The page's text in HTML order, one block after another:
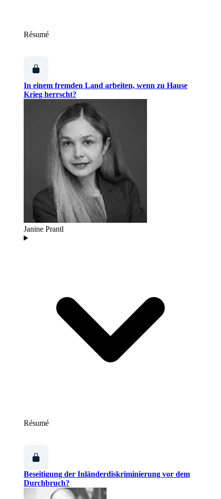
Résumé
In einem fremden Land arbeiten, wenn zu Hause
Krieg herrscht?
Janine Prantl
Résumé
Beseitigung der Inländerdiskriminierung vor dem
Durchbruch?